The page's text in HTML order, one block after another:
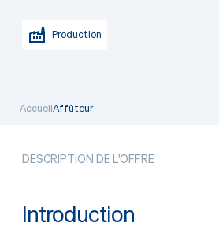
Production
Accueil Affûteur
DESCRIPTION DE L'OFFRE
Introduction